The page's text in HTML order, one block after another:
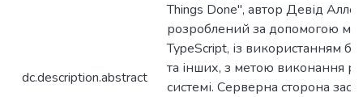
dc.description.abstract
Things Done", автор Девід
розроблений за допомогою
TypeScript, із використанням
та інших, з метою виконання
системі. Серверна сторона